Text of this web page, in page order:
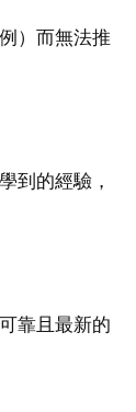
）而無法推
到的經驗，
靠且最新的